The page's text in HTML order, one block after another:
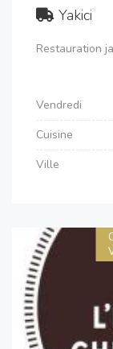
Yakici
Restauration
Vendredi
Cuisine
Ville